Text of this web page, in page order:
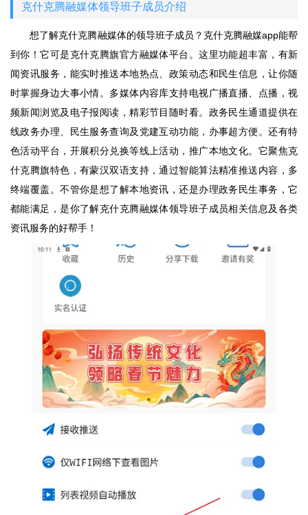
克什克腾融媒体领导班子成员介绍
想了解克什克腾融媒体的领导班子成员？克什克腾融媒app能帮
到你！它可是克什克腾旗官方融媒体平台。这里功能超丰富，有新
闻资讯服务，能实时推送本地热点、政策动态和民生信息，让你随
时掌握身边大事小情。多媒体内容库支持电视广播直播、点播，视
频新闻浏览及电子报阅读，精彩节目随时看。政务民生通道提供在
线政务办理、民生服务查询及党建互动功能，办事超方便。还有特
色活动平台，开展积分兑换等线上活动，推广本地文化。它聚焦克
什克腾旗特色，有蒙汉双语支持，通过智能算法精准推送内容，多
终端覆盖。不管你是想了解本地资讯，还是办理政务民生事务，它
都能满足，是你了解克什克腾融媒体领导班子成员相关信息及各类
资讯服务的好帮手！